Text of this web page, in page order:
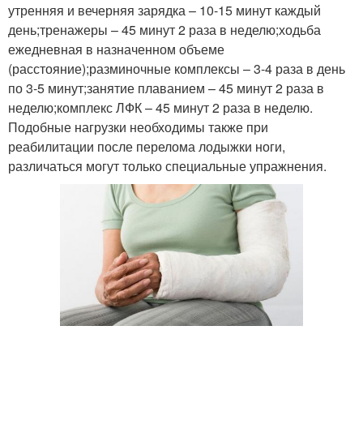
утренняя и вечерняя зарядка – 10-15 минут каждый
день;тренажеры – 45 минут 2 раза в неделю;ходьба
ежедневная в назначенном объеме
(расстояние);разминочные комплексы – 3-4 раза в день
по 3-5 минут;занятие плаванием – 45 минут 2 раза в
неделю;комплекс ЛФК – 45 минут 2 раза в неделю.
Подобные нагрузки необходимы также при
реабилитации после перелома лодыжки ноги,
различаться могут только специальные упражнения.